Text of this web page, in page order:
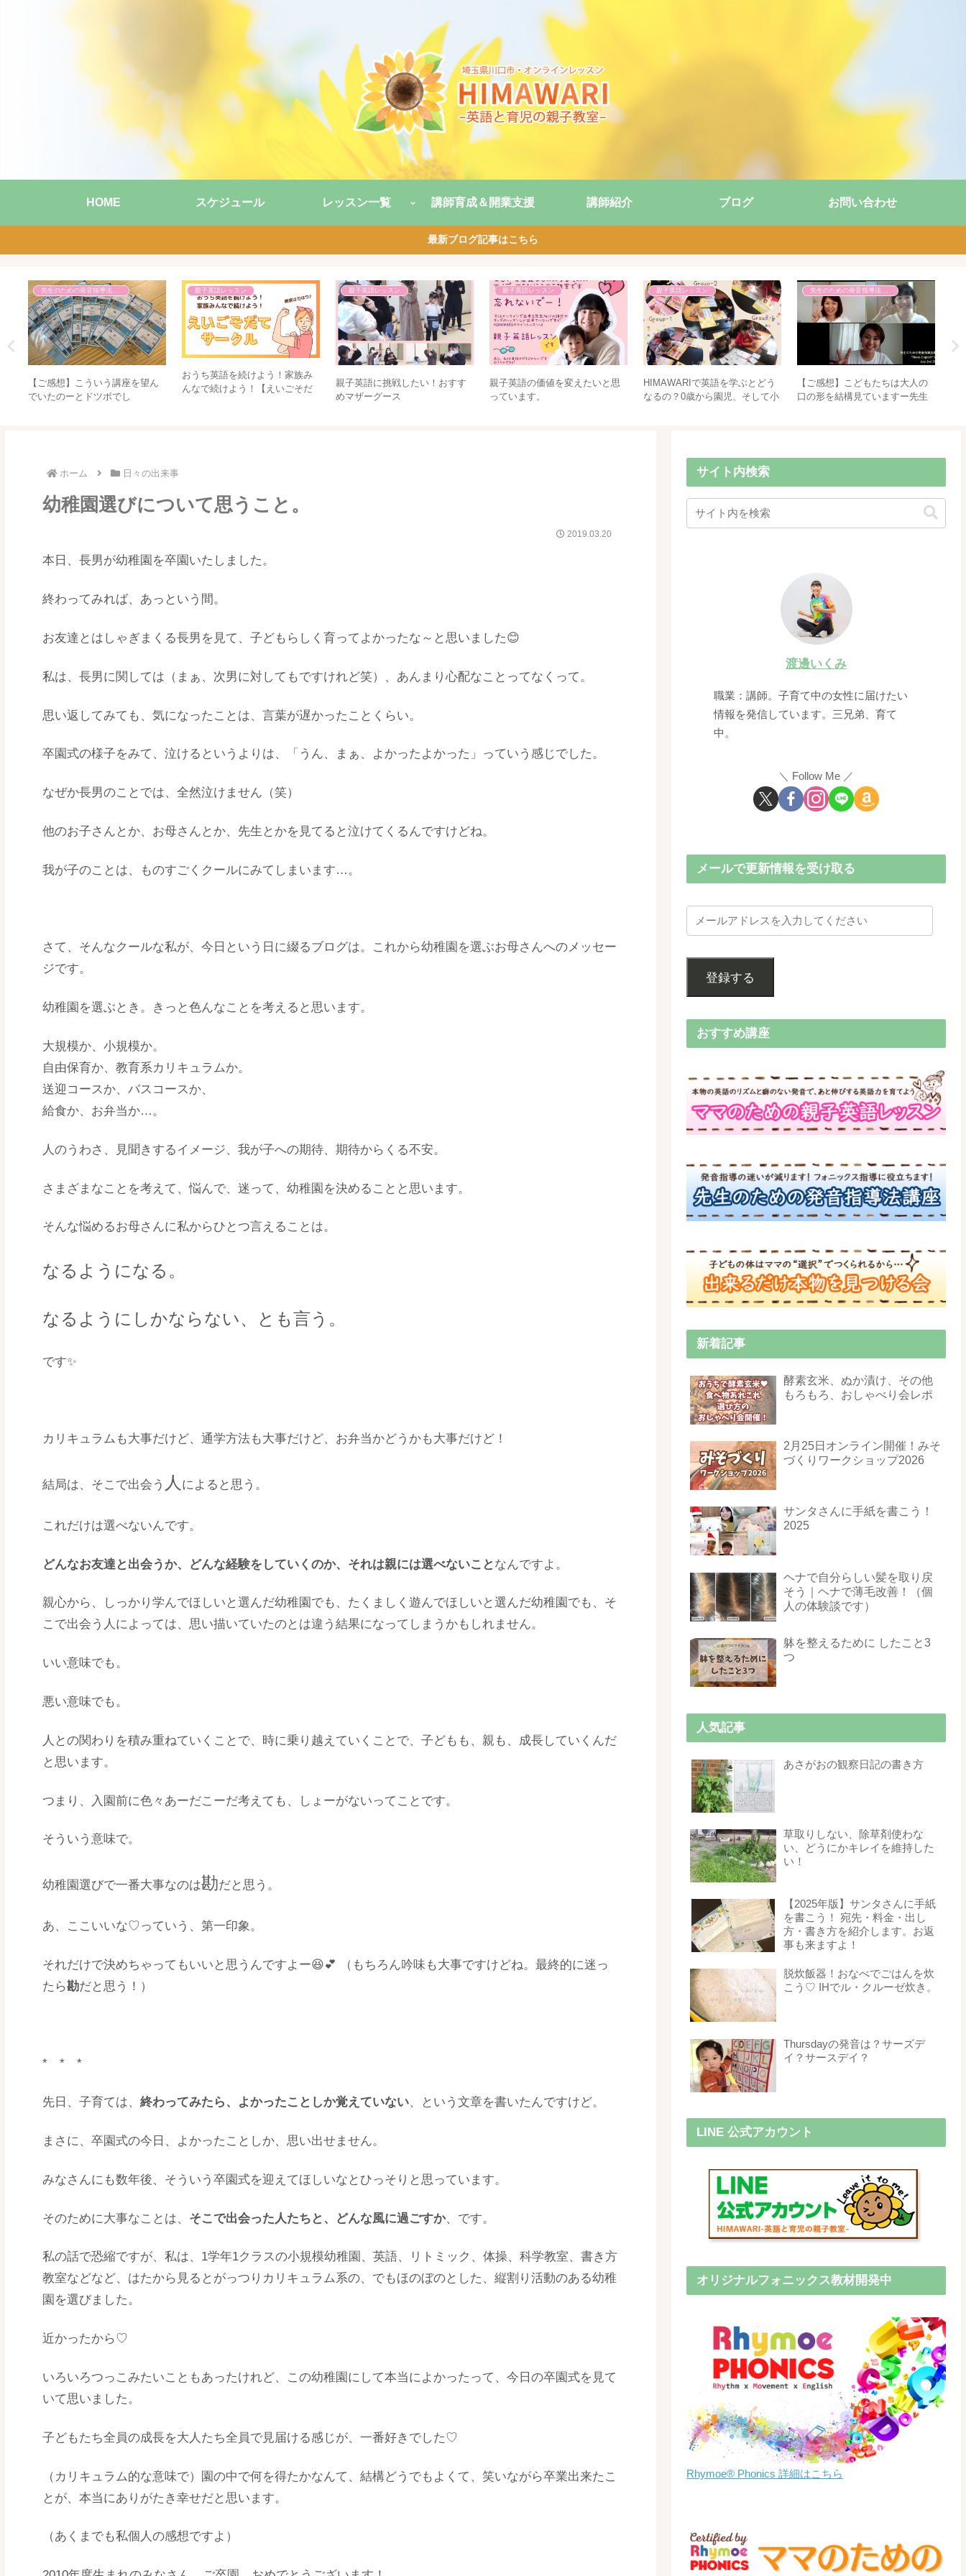
HOME スケジュール レッスン一覧 講師育成＆開業支援 講師紹介 ブログ お問い合わせ
最新ブログ記事はこちら
【ご感想】こういう講座を望ん
でいたのーとドツボでし
親子英語レッスン
おうち英語を続けよう！家族み
んなで続けよう！【えいごそだ
親子英語レッスン
親子英語に挑戦したい！おすす
めマザーグース
親子英語レッスン
親子英語の価値を変えたいと思
っています。
親子英語レッスン
HIMAWARIで英語を学ぶとどう
なるの？0歳から園児、そして小
【ご感想】こどもたちは大人の
口の形を結構見ていますー先生
ホーム 日々の出来事
幼稚園選びについて思うこと。
2019.03.20
本日、長男が幼稚園を卒園いたしました。
終わってみれば、あっという間。
お友達とはしゃぎまくる長男を見て、子どもらしく育ってよかったな～と思いました😊
私は、長男に関しては（まぁ、次男に対してもですけれど笑）、あんまり心配なことってなくって。
思い返してみても、気になったことは、言葉が遅かったことくらい。
卒園式の様子をみて、泣けるというよりは、「うん、まぁ、よかったよかった」っていう感じでした。
なぜか長男のことでは、全然泣けません（笑）
他のお子さんとか、お母さんとか、先生とかを見てると泣けてくるんですけどね。
我が子のことは、ものすごくクールにみてしまいます…。
さて、そんなクールな私が、今日という日に綴るブログは。これから幼稚園を選ぶお母さんへのメッセー
ジです。
幼稚園を選ぶとき。きっと色んなことを考えると思います。
大規模か、小規模か。
自由保育か、教育系カリキュラムか。
送迎コースか、バスコースか、
給食か、お弁当か…。
人のうわさ、見聞きするイメージ、我が子への期待、期待からくる不安。
さまざまなことを考えて、悩んで、迷って、幼稚園を決めることと思います。
そんな悩めるお母さんに私からひとつ言えることは。
なるようになる。
なるようにしかならない、とも言う。
です✨
カリキュラムも大事だけど、通学方法も大事だけど、お弁当かどうかも大事だけど！
結局は、そこで出会う 人 によると思う。
これだけは選べないんです。
どんなお友達と出会うか、どんな経験をしていくのか、それは親には選べないこと なんですよ。
親心から、しっかり学んでほしいと選んだ幼稚園でも、たくましく遊んでほしいと選んだ幼稚園でも、そ
こで出会う人によっては、思い描いていたのとは違う結果になってしまうかもしれません。
いい意味でも。
悪い意味でも。
人との関わりを積み重ねていくことで、時に乗り越えていくことで、子どもも、親も、成長していくんだ
と思います。
つまり、入園前に色々あーだこーだ考えても、しょーがないってことです。
そういう意味で。
幼稚園選びで一番大事なのは勘だと思う。
あ、ここいいな♡っていう、第一印象。
それだけで決めちゃってもいいと思うんですよー😆💕 （もちろん吟味も大事ですけどね。最終的に迷っ
たら勘だと思う！）
* * *
先日、子育ては、 終わってみたら、よかったことしか覚えていない、という文章を書いたんですけど。
まさに、卒園式の今日、よかったことしか、思い出せません。
みなさんにも数年後、そういう卒園式を迎えてほしいなとひっそりと思っています。
そのために大事なことは、 そこで出会った人たちと、どんな風に過ごすか、です。
私の話で恐縮ですが、私は、1学年1クラスの小規模幼稚園、英語、リトミック、体操、科学教室、書き方
教室などなど、はたから見るとがっつりカリキュラム系の、でもほのぼのとした、縦割り活動のある幼稚
園を選びました。
近かったから♡
いろいろつっこみたいこともあったけれど、この幼稚園にして本当によかったって、今日の卒園式を見て
いて思いました。
子どもたち全員の成長を大人たち全員で見届ける感じが、一番好きでした♡
（カリキュラム的な意味で）園の中で何を得たかなんて、結構どうでもよくて、笑いながら卒業出来たこ
とが、本当にありがたき幸せだと思います。
（あくまでも私個人の感想ですよ）
サイト内検索
渡邊いくみ
職業：講師。子育て中の女性に届けたい
情報を発信しています。三兄弟、育て
中。
Follow Me
メールで更新情報を受け取る
登録する
おすすめ講座
新着記事
酵素玄米、ぬか漬け、その他
もろもろ、おしゃべり会レポ
2月25日オンライン開催！みそ
づくりワークショップ2026
サンタさんに手紙を書こう！
2025
ヘナで自分らしい髪を取り戻
そう｜ヘナで薄毛改善！（個
人の体験談です）
躰を整えるために したこと3
つ
人気記事
あさがおの観察日記の書き方
草取りしない、除草剤使わな
い、どうにかキレイを維持した
い！
【2025年版】サンタさんに手紙
を書こう！ 宛先・料金・出し
方・書き方を紹介します。お返
事も来ますよ！
脱炊飯器！おなべでごはんを炊
こう♡ IHでル・クルーゼ炊き。
Thursdayの発音は？サーズデ
イ？サースデイ？
LINE 公式アカウント
オリジナルフォニックス教材開発中
Rhymoe® Phonics 詳細はこちら